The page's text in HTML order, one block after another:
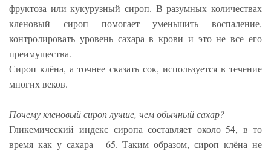
фруктоза или кукурузный сироп. В разумных количествах
кленовый сироп помогает уменьшить воспаление,
контролировать уровень сахара в крови и это не все его
преимущества.
Сироп клёна, а точнее сказать сок, используется в течение
многих веков.
Почему кленовый сироп лучше, чем обычный сахар?
Гликемический индекс сиропа составляет около 54, в то
время как у сахара - 65. Таким образом, сироп клёна не